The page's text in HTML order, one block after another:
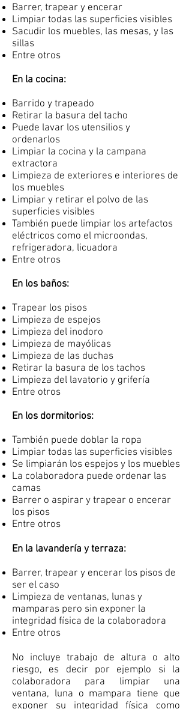
Barrer, trapear y encerar
Limpiar todas las superficies visibles
Sacudir los muebles, las mesas, y las
sillas
Entre otros
En la cocina:
Barrido y trapeado
Retirar la basura del tacho
Puede lavar los utensilios y
ordenarlos
Limpiar la cocina y la campana
extractora
Limpieza de exteriores e interiores de
los muebles
Limpiar y retirar el polvo de las
superficies visibles
También puede limpiar los artefactos
eléctricos como el microondas,
refrigeradora, licuadora
Entre otros
En los baños:
Trapear los pisos
Limpieza de espejos
Limpieza del inodoro
Limpieza de mayólicas
Limpieza de las duchas
Retirar la basura de los tachos
Limpieza del lavatorio y grifería
Entre otros
En los dormitorios:
También puede doblar la ropa
Limpiar todas las superficies visibles
Se limpiarán los espejos y los muebles
La colaboradora puede ordenar las
camas
Barrer o aspirar y trapear o encerar
los pisos
Entre otros
En la lavandería y terraza:
Barrer, trapear y encerar los pisos de
ser el caso
Limpieza de ventanas, lunas y
mamparas pero sin exponer la
integridad física de la colaboradora
Entre otros
No incluye trabajo de altura o alto
riesgo, es decir por ejemplo si la
colaboradora para limpiar una
ventana, luna o mampara tiene que
exponer su integridad física como